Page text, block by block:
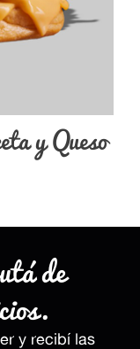
y Queso
de
y recibí las